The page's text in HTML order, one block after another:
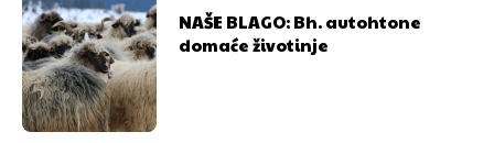
NAŠE BLAGO: Bh. autohtone
domaće životinje